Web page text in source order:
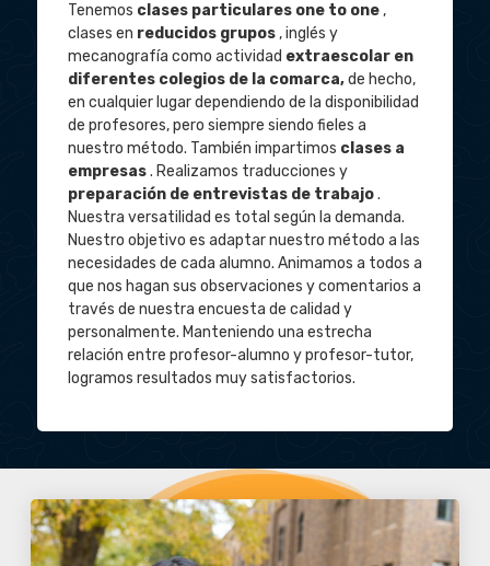
Tenemos clases particulares one to one ,
clases en reducidos grupos , inglés y
mecanografía como actividad extraescolar en
diferentes colegios de la comarca,de hecho,
en cualquier lugar dependiendo de la disponibilidad
de profesores, pero siempre siendo fieles a
nuestro método. También impartimos clases a
empresas. Realizamos traducciones y
preparación de entrevistas de trabajo.
Nuestra versatilidad es total según la demanda.
Nuestro objetivo es adaptar nuestro método a las
necesidades de cada alumno. Animamos a todos a
que nos hagan sus observaciones y comentarios a
través de nuestra encuesta de calidad y
personalmente. Manteniendo una estrecha
relación entre profesor-alumno y profesor-tutor,
logramos resultados muy satisfactorios.